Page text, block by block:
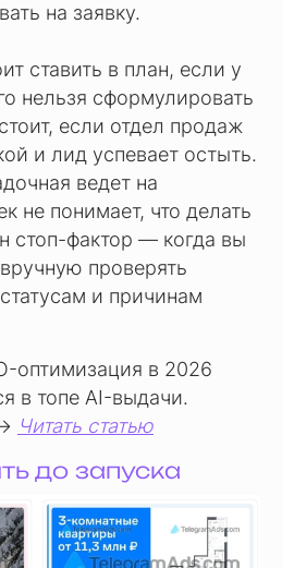
на заявку.
ставить в план, если у
нельзя сформулировать
если отдел продаж
и лид успевает остыть.
ведет на
не понимает, что делать
стоп-фактор — когда вы
проверять
и причинам
оптимизация в 2026
в топе AI-выдачи.
Читать статью
до запуска